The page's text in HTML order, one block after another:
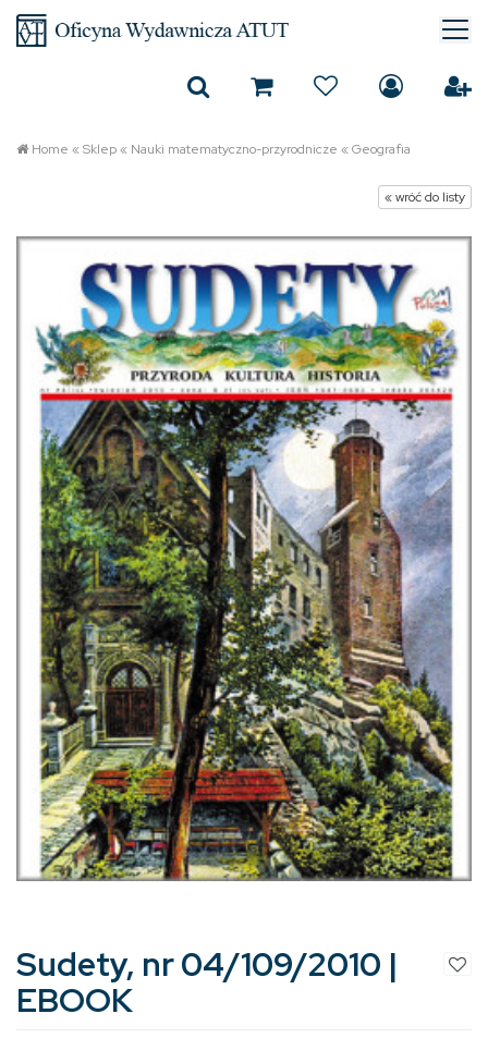
Home «Sklep« Nauki matematyczno-przyrodnicze «Geografia
« wróć do listy
Sudety, nr 04/109/2010 |
EBOOK